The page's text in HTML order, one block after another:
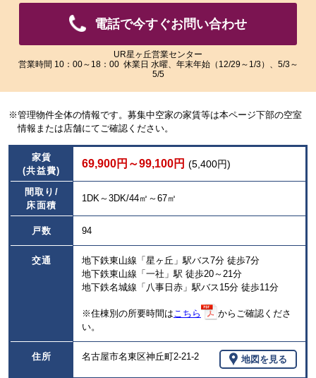
い
だ
ま
す。
い
だ
ま
電話で今すぐお問い合わせ
UR星ヶ丘営業センター
営業時間 10：00～18：00 休業日 水曜、年末年始（12/29～1/3）、5/3～
5/5
※管理物件全体の情報です。募集中空家の家賃等は本ページ下部の空室
情報または店舗にてご確認ください。
家賃
(共益費)
69,900円～99,100円 (5,400円)
間取り/
床面積
1DK～3DK/44㎡～67㎡
戸数 94
交通
地下鉄東山線「星ヶ丘」駅バス7分 徒歩7分
地下鉄東山線「一社」駅 徒歩20～21分
地下鉄名城線「八事日赤」駅バス15分 徒歩11分
※住棟別の所要時間は こちら
からご確認くださ
い。
住所 名古屋市名東区神丘町2-21-2 地図を見る